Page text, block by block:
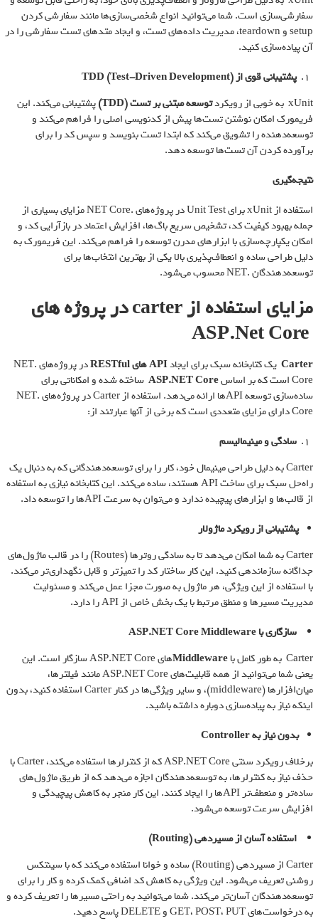
سفارشی‌سازی است. شما می‌توانید انواع شخصی‌سازی‌ها مانند سفارشی کردن
setup و teardown، مدیریت داده‌های تست، و ایجاد متدهای تست سفارشی را در
آن پیاده‌سازی کنید.
پشتیبانی قوی ازTDD (Test-Driven Development)
xUnit به خوبی از رویکرد
توسعه مبتنی بر تست(TDD)
پشتیبانی می‌کند. این
فریمورک امکان نوشتن تست‌ها پیش از کدنویسی اصلی را فراهم می‌کند و
توسعه‌دهنده را تشویق می‌کند که ابتدا تست بنویسد و سپس کد را برای
برآورده کردن آن تست‌ها توسعه دهد.
نتیجه‌گیری
استفاده از xUnit برای Unit Test در پروژه‌های .NET Core مزایای بسیاری از
جمله بهبود کیفیت کد، تشخیص سریع باگ‌ها، افزایش اعتماد در بازآرایی کد، و
امکان یکپارچه‌سازی با ابزارهای مدرن توسعه را فراهم می‌کند. این فریمورک به
دلیل طراحی ساده و انعطاف‌پذیری بالا یکی از بهترین انتخاب‌ها برای
توسعه‌دهندگان .NET محسوب می‌شود.
مزایای استفاده از carter در پروژه های
Carter یک کتابخانه سبک برای ایجادAPIهایRESTful
در پروژه‌های .NET
Core است که بر اساس
ASP.NET Coreساخته شده و امکاناتی برای
ساده‌سازی توسعه APIها ارائه می‌دهد. استفاده از Carter در پروژه‌های .NET
Core دارای مزایای متعددی است که برخی از آنها عبارتند از:
سادگی و مینیمالیسم
Carter به دلیل طراحی مینیمال خود، کار را برای توسعه‌دهندگانی که به دنبال یک
راه‌حل سبک برای ساخت API هستند، ساده می‌کند. این کتابخانه نیازی به استفاده
از قالب‌ها و ابزارهای پیچیده ندارد و می‌توان به سرعت APIها را توسعه داد.
پشتیبانی از رویکرد ماژولار
Carter به شما امکان می‌دهد تا به سادگی روترها (Routes) را در قالب ماژول‌های
جداگانه سازماندهی کنید. این کار ساختار کد را تمیزتر و قابل نگهداری‌تر می‌کند.
با استفاده از این ویژگی، هر ماژول به صورت مجزا عمل می‌کند و مسئولیت
مدیریت مسیرها و منطق مرتبط با یک بخش خاص از API را دارد.
سازگاری با
Carter به طور کامل با
Middleware
های ASP.NET Core سازگار است. این
یعنی شما می‌توانید از همه قابلیت‌های ASP.NET Core مانند فیلترها،
میان‌افزارها (middleware)، و سایر ویژگی‌ها در کنار Carter استفاده کنید، بدون
اینکه نیاز به پیاده‌سازی دوباره داشته باشید.
بدون نیاز بهController
برخلاف رویکرد سنتی ASP.NET Core که از کنترلرها استفاده می‌کند، Carter با
حذف نیاز به کنترلرها، به توسعه‌دهندگان اجازه می‌دهد که از طریق ماژول‌های
ساده‌تر و منعطف‌تر APIها را ایجاد کنند. این کار منجر به کاهش پیچیدگی و
افزایش سرعت توسعه می‌شود.
استفاده آسان از مسیردهی(Routing)
Carter از مسیردهی (Routing) ساده و خوانا استفاده می‌کند که با سینتکس
روشنی تعریف می‌شود. این ویژگی به کاهش کد اضافی کمک کرده و کار را برای
توسعه‌دهندگان آسان‌تر می‌کند. شما می‌توانید به راحتی مسیرها را تعریف کرده و
به درخواست‌های GET، POST، PUT و DELETE پاسخ دهید.